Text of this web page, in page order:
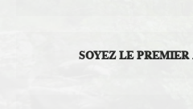
SOYEZ LE